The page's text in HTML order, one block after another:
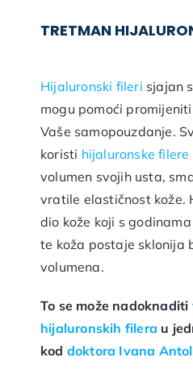
TRETMAN
Hijaluronski fileri sjajan
mogu pomoći
Vaše samopouzdanje.
koristi hijaluronske filere
volumen svojih usta,
vratile elastičnost kože.
dio kože koji s
te koža postaje sklonija
volumena.
To se može nadoknaditi
hijaluronskih filera u
kod doktora Ivana